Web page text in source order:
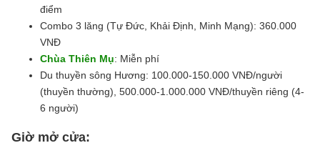
điểm
Combo 3 lăng (Tự Đức, Khải Định, Minh Mạng): 360.000
VNĐ
Chùa Thiên Mụ: Miễn phí
Du thuyền sông Hương: 100.000-150.000 VNĐ/người
(thuyền thường), 500.000-1.000.000 VNĐ/thuyền riêng (4-
6 người)
Giờ mở cửa: